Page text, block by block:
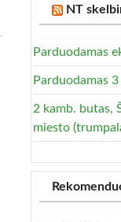
NT
Parduodamas
Parduodamas
2 kamb. butas,
miesto